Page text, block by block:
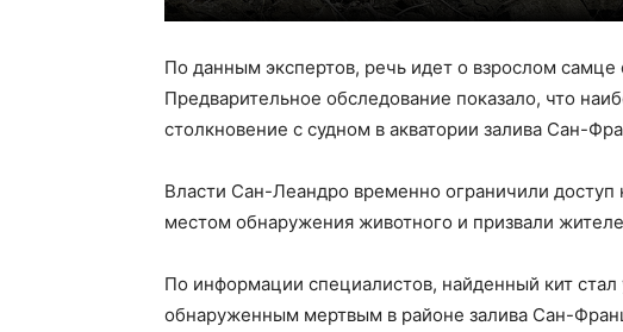
По данным экспертов, речь идет о взрослом самце
Предварительное обследование показало, что
столкновение с судном в акватории залива Сан-
Власти Сан-Леандро временно ограничили
местом обнаружения животного и призвали
По информации специалистов, найденный кит
обнаруженным мертвым в районе залива Сан-